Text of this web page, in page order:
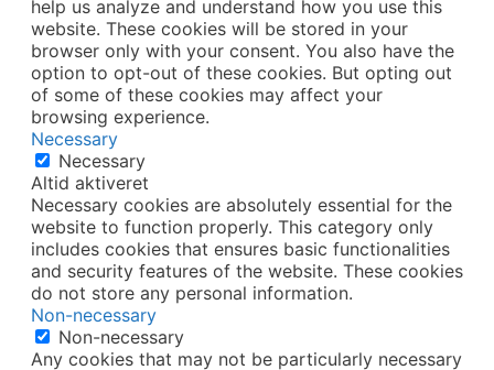
help us analyze and understand how you use this
website. These cookies will be stored in your
browser only with your consent. You also have the
option to opt-out of these cookies. But opting out
of some of these cookies may affect your
browsing experience.
Necessary
Necessary
Altid aktiveret
Necessary cookies are absolutely essential for the
website to function properly. This category only
includes cookies that ensures basic functionalities
and security features of the website. These cookies
do not store any personal information.
Non-necessary
Non-necessary
Any cookies that may not be particularly necessary